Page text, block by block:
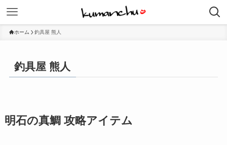
ホーム 釣具屋 熊人
釣具屋 熊人
明石の真鯛 攻略アイテム